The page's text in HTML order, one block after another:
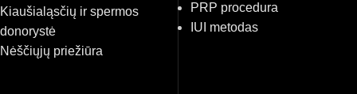
Kiaušialąsčių ir spermos
donorystė
Nėščiųjų priežiūra
PRP procedura
IUI metodas